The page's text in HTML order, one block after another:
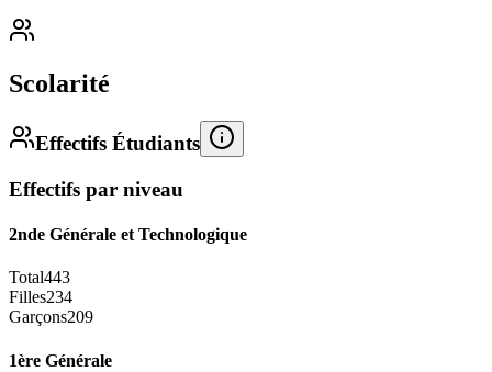
Scolarité
Effectifs Étudiants
Effectifs par niveau
2nde Générale et Technologique
Total443
Filles234
Garçons209
1ère Générale